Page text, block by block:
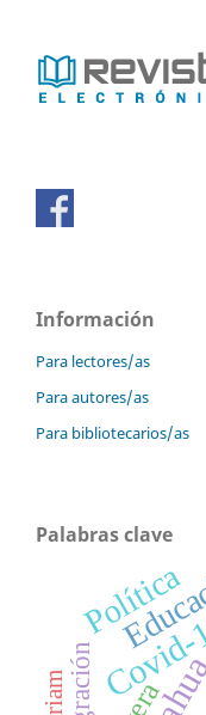
Información
Para lectores/as
Para autores/as
Para bibliotecarios/as
Palabras clave
Política